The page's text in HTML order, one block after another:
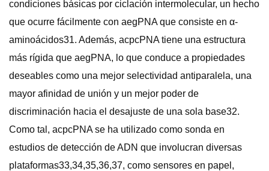
condiciones básicas por ciclación intermolecular, un hecho
que ocurre fácilmente con aegPNA que consiste en α-
aminoácidos31. Además, acpcPNA tiene una estructura
más rígida que aegPNA, lo que conduce a propiedades
deseables como una mejor selectividad antiparalela, una
mayor afinidad de unión y un mejor poder de
discriminación hacia el desajuste de una sola base32.
Como tal, acpcPNA se ha utilizado como sonda en
estudios de detección de ADN que involucran diversas
plataformas33,34,35,36,37, como sensores en papel,